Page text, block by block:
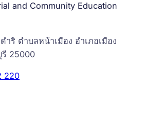
and Community Education
ำริ ตำบลหน้าเมือง อำเภอเมือง
รี 25000
220